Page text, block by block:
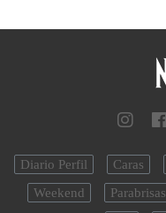
Diario Perfil Caras
Weekend
Parabrisas